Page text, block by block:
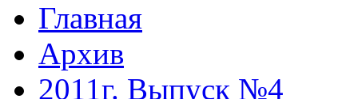
Главная
Архив
2011г. Выпуск №4